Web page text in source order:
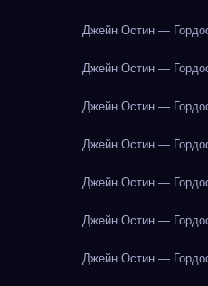
Джейн Остин —
Джейн Остин —
Джейн Остин —
Джейн Остин —
Джейн Остин —
Джейн Остин —
Джейн Остин —